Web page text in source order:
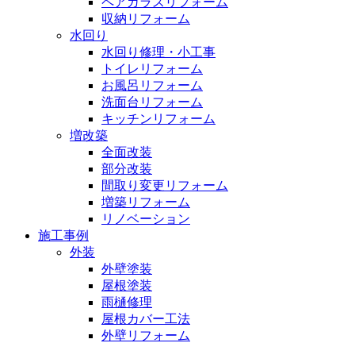
収納リフォーム
水回り
水回り修理・小工事
トイレリフォーム
お風呂リフォーム
洗面台リフォーム
キッチンリフォーム
増改築
全面改装
部分改装
間取り変更リフォーム
増築リフォーム
リノベーション
施工事例
外装
外壁塗装
屋根塗装
雨樋修理
屋根カバー工法
外壁リフォーム